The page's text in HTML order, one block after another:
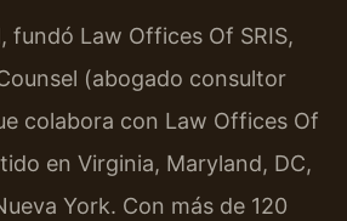
fundó Law Offices Of SRIS,
(abogado consultor
colabora con Law Offices Of
en Virginia, Maryland, DC,
York. Con más de 120